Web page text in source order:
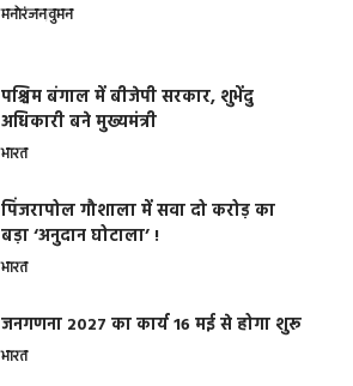
मनोरंजनवुमन
पश्चिम बंगाल में बीजेपी सरकार, शुभेंदु
अधिकारी बने मुख्यमंत्री
भारत
​पिंजरापोल गौशाला में सवा दो करोड़ का
बड़ा ‘अनुदान घोटाला’ !
भारत
जनगणना 2027 का कार्य 16 मई से होगा शुरू
भारत